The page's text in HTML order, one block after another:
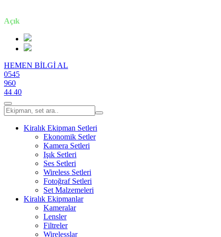
Açık
HEMEN BİLGİ AL
0545
960
44 40
Kiralık Ekipman Setleri
Ekonomik Setler
Kamera Setleri
Işık Setleri
Ses Setleri
Wireless Setleri
Fotoğraf Setleri
Set Malzemeleri
Kiralık Ekipmanlar
Kameralar
Lensler
Filtreler
Wirelesslar